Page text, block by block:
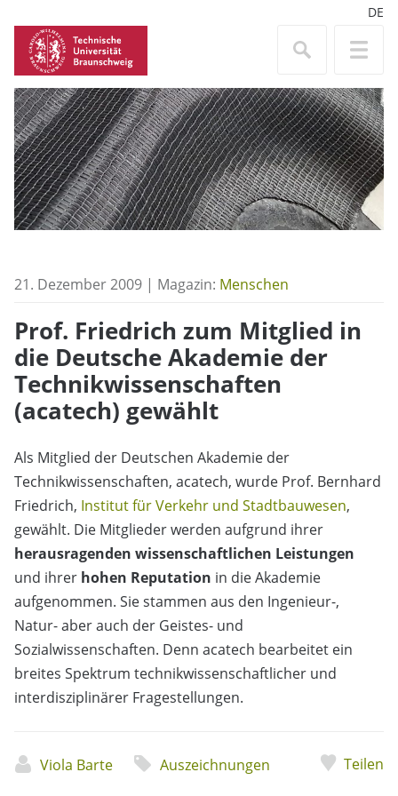
DE
21. Dezember 2009 | Magazin: Menschen
Prof. Friedrich zum Mitglied in
die Deutsche Akademie der
Technikwissenschaften
(acatech) gewählt
Als Mitglied der Deutschen Akademie der
Technikwissenschaften, acatech, wurde Prof. Bernhard
Friedrich, Institut für Verkehr und Stadtbauwesen,
gewählt. Die Mitglieder werden aufgrund ihrer
herausragenden wissenschaftlichen Leistungen
und ihrer hohen Reputation in die Akademie
aufgenommen. Sie stammen aus den Ingenieur-,
Natur- aber auch der Geistes- und
Sozialwissenschaften. Denn acatech bearbeitet ein
breites Spektrum technikwissenschaftlicher und
interdisziplinärer Fragestellungen.
Viola Barte Auszeichnungen Teilen